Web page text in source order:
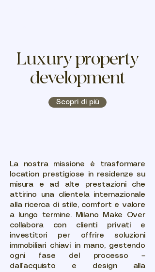
Luxury property
development
Scopri di più
La nostra missione è trasformare
location prestigiose in residenze su
misura e ad alte prestazioni che
attirino una clientela internazionale
alla ricerca di stile, comfort e valore
a lungo termine. Milano Make Over
collabora con clienti privati e
investitori per offrire soluzioni
immobiliari chiavi in mano, gestendo
ogni fase del processo –
dall’acquisto e design alla